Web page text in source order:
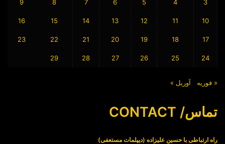
3
4
5
6
7
8
9
10
11
12
13
14
15
16
17
18
19
20
21
22
23
24
25
26
27
28
29
« فوریه آوریل »
تماس/ CONTACT
راه ارتباطی با حسین علیزاده (دیپلمات مستعفی)